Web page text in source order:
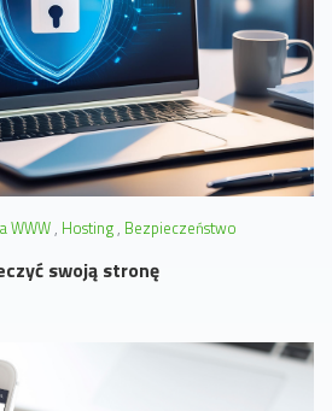
WWW Hosting Bezpieczeństwo
swoją stronę